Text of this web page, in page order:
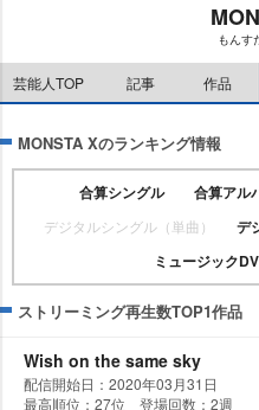
もんす
芸能人TOP 記事 作品
MONSTA Xのランキング情報
合算シングル 合算アル
デジタルシングル（単曲） デ
ミュージック
ストリーミング再生数TOP1作品
Wish on the same sky
配信開始日：2020年03月31日
最高順位：27位 登場回数：2週